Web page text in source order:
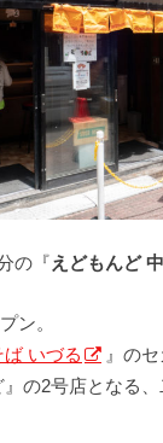
の『えどもんど
ン。
いづる
』の
の2号店となる